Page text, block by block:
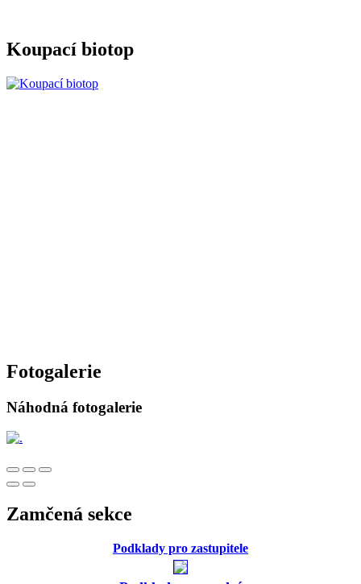
Koupací biotop
Fotogalerie
Náhodná fotogalerie
Zamčená sekce
Podklady pro zastupitele